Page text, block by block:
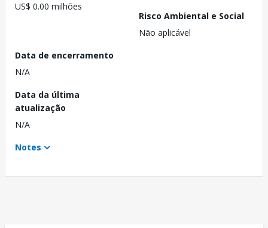
US$ 0.00 milhões
Risco Ambiental e Social
Não aplicável
Data de encerramento
N/A
Data da última
atualização
N/A
Notes